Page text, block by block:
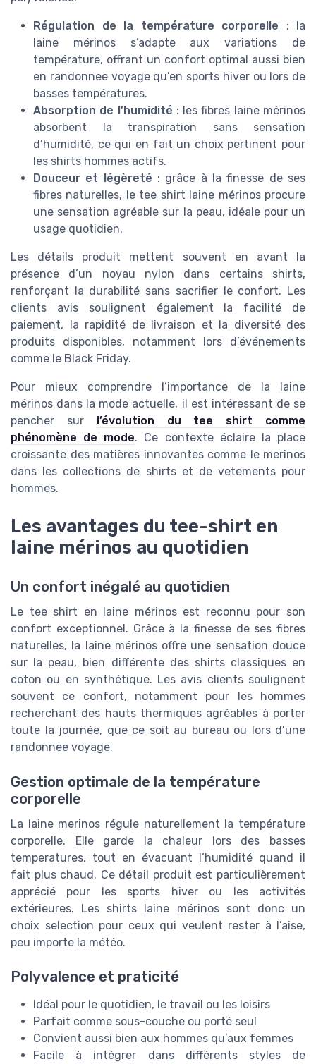
Régulation de la température corporelle : la
laine mérinos s’adapte aux variations de
température, offrant un confort optimal aussi bien
en randonnee voyage qu’en sports hiver ou lors de
basses températures.
Absorption de l’humidité : les fibres laine mérinos
absorbent la transpiration sans sensation
d’humidité, ce qui en fait un choix pertinent pour
les shirts hommes actifs.
Douceur et légèreté : grâce à la finesse de ses
fibres naturelles, le tee shirt laine mérinos procure
une sensation agréable sur la peau, idéale pour un
usage quotidien.
Les détails produit mettent souvent en avant la
présence d’un noyau nylon dans certains shirts,
renforçant la durabilité sans sacrifier le confort. Les
clients avis soulignent également la facilité de
paiement, la rapidité de livraison et la diversité des
produits disponibles, notamment lors d’événements
comme le Black Friday.
Pour mieux comprendre l’importance de la laine
mérinos dans la mode actuelle, il est intéressant de se
pencher sur l’évolution du tee shirt comme
phénomène de mode. Ce contexte éclaire la place
croissante des matières innovantes comme le merinos
dans les collections de shirts et de vetements pour
hommes.
Les avantages du tee-shirt en
laine mérinos au quotidien
Un confort inégalé au quotidien
Le tee shirt en laine mérinos est reconnu pour son
confort exceptionnel. Grâce à la finesse de ses fibres
naturelles, la laine mérinos offre une sensation douce
sur la peau, bien différente des shirts classiques en
coton ou en synthétique. Les avis clients soulignent
souvent ce confort, notamment pour les hommes
recherchant des hauts thermiques agréables à porter
toute la journée, que ce soit au bureau ou lors d’une
randonnee voyage.
Gestion optimale de la température
corporelle
La laine merinos régule naturellement la température
corporelle. Elle garde la chaleur lors des basses
temperatures, tout en évacuant l’humidité quand il
fait plus chaud. Ce détail produit est particulièrement
apprécié pour les sports hiver ou les activités
extérieures. Les shirts laine mérinos sont donc un
choix selection pour ceux qui veulent rester à l’aise,
peu importe la météo.
Polyvalence et praticité
Idéal pour le quotidien, le travail ou les loisirs
Parfait comme sous-couche ou porté seul
Convient aussi bien aux hommes qu’aux femmes
Facile à intégrer dans différents styles de